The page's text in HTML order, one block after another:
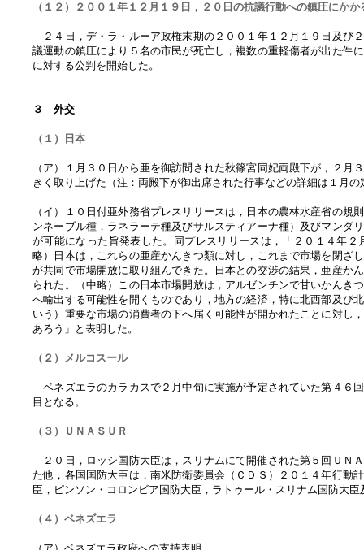
（１２）２００１年１２月１９日，２０日の抗議行動への鎮圧にか
２４日，デ・ラ・ルーア政権末期の２００１年１２月１９日及び
議運動の鎮圧により５名の市民が死亡し，複数の重軽傷者が出た件
に対する公判を開始した。
３ 外交
（１）日本
（ア）１月３０日から亜を御訪問された秋篠宮同妃両殿下が，２
きく取り上げた（注：両殿下が御出席された行事などの詳細は１月
（イ）１０日付亜外務省プレスリリースは，日本の農林水産省の
ンネーブル種，ラネラーテ種及びサルスティアーナ種）及びマンダ
が可能になった旨発表した。同プレスリリースは，「２０１４年
略）日本は，これらの亜産かんきつ類に対し，これまで市場を閉ざ
が共同で市場開放に取り組んできた。日本との交渉の結果，亜産か
られた。（中略）この日本市場開放は，アルゼンチンで甘いかんき
へ輸出する可能性を開くものであり，地方の経済，特に北西部及び
いう）重要な市場の消費者の下へ届く可能性が開かれたことに対し
あろう」と表明した。
（２）メルコスール
ベネズエラのカラカスで２月中旬に実施が予定されていた第４６
目となる。
（３）ＵＮＡＳＵＲ
２０日，ロッシ国防大臣は，スリナムにて開催された第５回ＵＮ
た他，各国国防大臣は，南米防衛委員会（ＣＤＳ）２０１４年行動
臣，ピンソン・コロンビア国防大臣，ラトゥール・スリナム国防大
（４）ベネズエラ